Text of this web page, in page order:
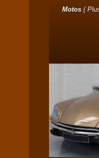
Motos (